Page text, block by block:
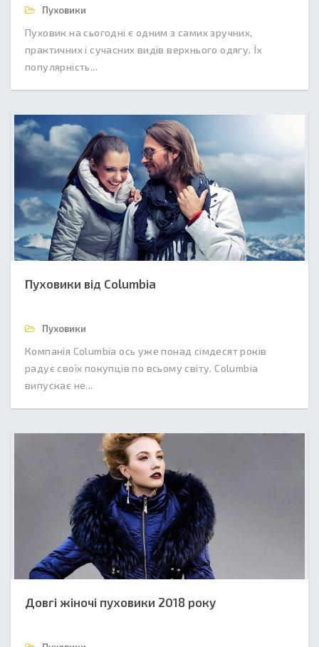
Пуховики
Пуховик на сьогодні є одним з самих зручних,
практичних і сучасних видів верхнього одягу. Їх
популярність...
Пуховики від Columbia
Пуховики
Компанія Columbia ось уже понад сімдесят років
радує своїх покупців по всьому світу. Columbia
випускає не...
Довгі жіночі пуховики 2018 року